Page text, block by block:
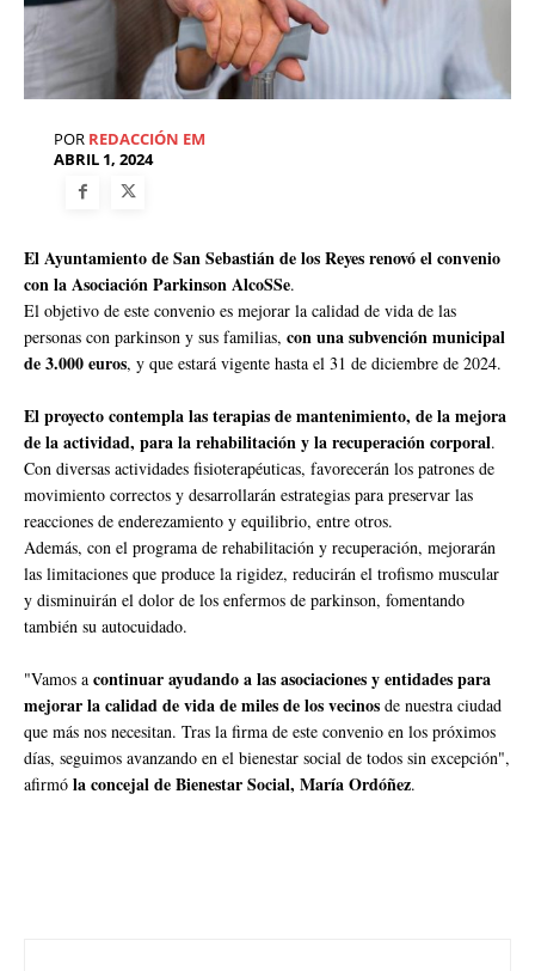
POR REDACCIÓN EM
ABRIL 1, 2024
El Ayuntamiento de San Sebastián de los Reyes renovó el convenio
con la Asociación Parkinson AlcoSSe.
El objetivo de este convenio es mejorar la calidad de vida de las
personas con parkinson y sus familias, con una subvención municipal
de 3.000 euros, y que estará vigente hasta el 31 de diciembre de 2024.
El proyecto contempla las terapias de mantenimiento, de la mejora
de la actividad, para la rehabilitación y la recuperación corporal.
Con diversas actividades fisioterapéuticas, favorecerán los patrones de
movimiento correctos y desarrollarán estrategias para preservar las
reacciones de enderezamiento y equilibrio, entre otros.
Además, con el programa de rehabilitación y recuperación, mejorarán
las limitaciones que produce la rigidez, reducirán el trofismo muscular
y disminuirán el dolor de los enfermos de parkinson, fomentando
también su autocuidado.
"Vamos a continuar ayudando a las asociaciones y entidades para
mejorar la calidad de vida de miles de los vecinos de nuestra ciudad
que más nos necesitan. Tras la firma de este convenio en los próximos
días, seguimos avanzando en el bienestar social de todos sin excepción",
afirmó la concejal de Bienestar Social, María Ordóñez.